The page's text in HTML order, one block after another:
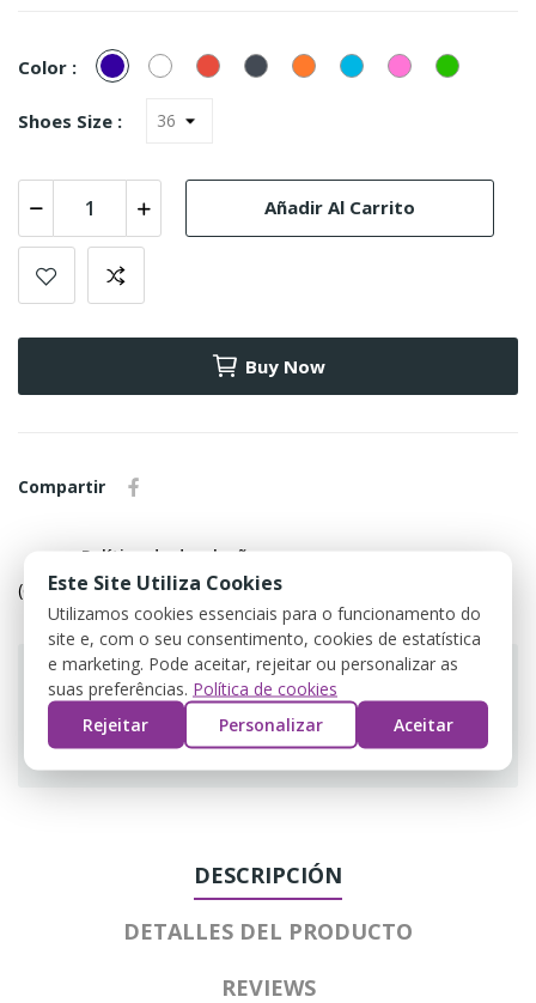
Color : MarinhoBlancoRojo NegroNaranjaTurquesa
(Azul)
Rosa verde
Shoes Size :
Añadir Al Carrito
Buy Now
Compartir
Política de devolução
(editar com o módulo Customer Reassurance)
Guarantee safe & secure checkout
DESCRIPCIÓN
DETALLES DEL PRODUCTO
REVIEWS
Este Site Utiliza Cookies
Utilizamos cookies essenciais para o funcionamento do
site e, com o seu consentimento, cookies de estatística
e marketing. Pode aceitar, rejeitar ou personalizar as
suas preferências. Política de cookies
Rejeitar
Personalizar Aceitar